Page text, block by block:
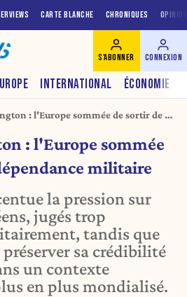
CARTE BLANCHE CHRONIQUES
INTERNATIONAL ÉCONOMIE
S'ABONNER CONNEXION
: l'Europe sommée de sortir de sa
: l'Europe sommée
militaire
la pression sur
jugés trop
tandis que
sa crédibilité
un contexte
en plus mondialisé.